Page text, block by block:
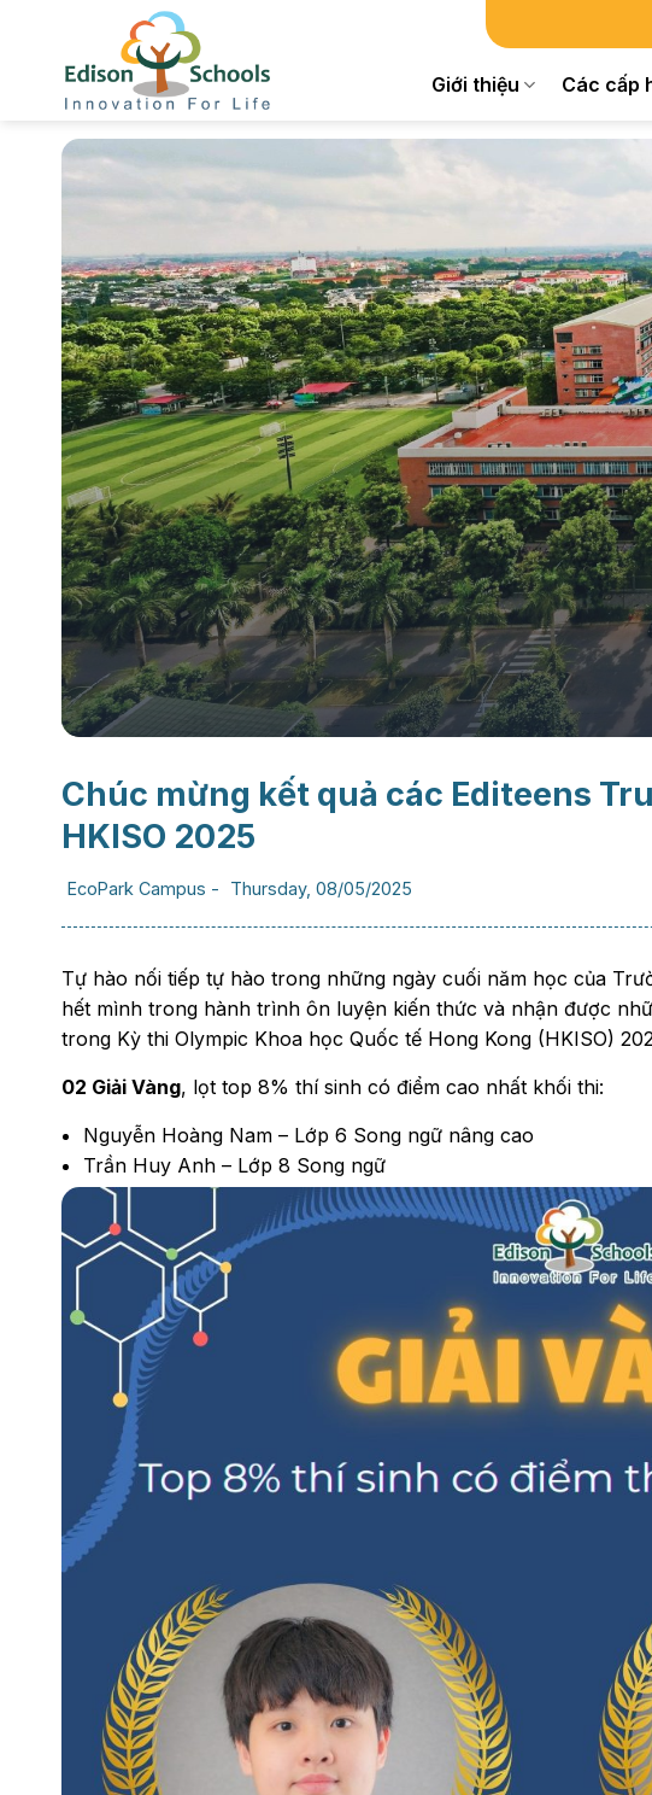
Giới thiệu Các cấp
Chúc mừng kết quả các Editeens
HKISO 2025
EcoPark Campus - Thursday, 08/05/2025
Tự hào nối tiếp tự hào trong những ngày cuối năm học của
hết mình trong hành trình ôn luyện kiến thức và nhận được
trong Kỳ thi Olympic Khoa học Quốc tế Hong Kong (HKISO)
02 Giải Vàng, lọt top 8% thí sinh có điểm cao nhất khối thi:
Nguyễn Hoàng Nam – Lớp 6 Song ngữ nâng cao
Trần Huy Anh – Lớp 8 Song ngữ